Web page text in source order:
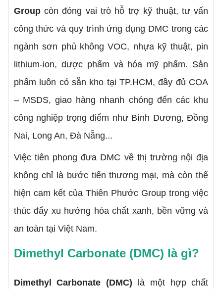
Groupcòn đóng vai trò hỗ trợ kỹ thuật, tư vấn
công thức và quy trình ứng dụng DMC trong các
ngành sơn phủ không VOC, nhựa kỹ thuật, pin
lithium-ion, dược phẩm và hóa mỹ phẩm. Sản
phẩm luôn có sẵn kho tại TP.HCM, đầy đủ COA
– MSDS, giao hàng nhanh chóng đến các khu
công nghiệp trọng điểm như Bình Dương, Đồng
Nai, Long An, Đà Nẵng...
Việc tiên phong đưa DMC về thị trường nội địa
không chỉ là bước tiến thương mại, mà còn thể
hiện cam kết của Thiên Phước Group trong việc
thúc đẩy xu hướng hóa chất xanh, bền vững và
an toàn tại Việt Nam.
Dimethyl Carbonate (DMC) là gì?
Dimethyl Carbonate (DMC) là một hợp chất